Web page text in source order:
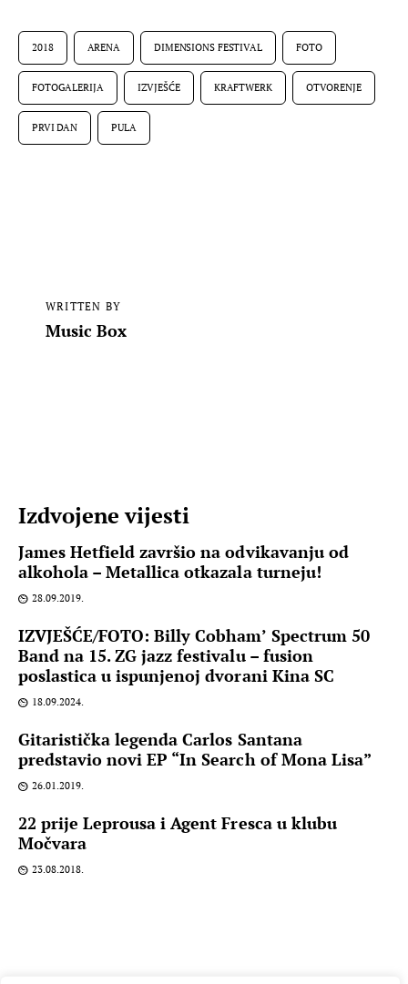
2018 ARENA DIMENSIONS FESTIVAL FOTO
FOTOGALERIJA IZVJEŠĆE KRAFTWERK OTVORENJE
PRVI DAN PULA
WRITTEN BY
Music Box
Izdvojene vijesti
James Hetfield završio na odvikavanju od
alkohola – Metallica otkazala turneju!
28.09.2019.
IZVJEŠĆE/FOTO: Billy Cobham’ Spectrum 50
Band na 15. ZG jazz festivalu – fusion
poslastica u ispunjenoj dvorani Kina SC
18.09.2024.
Gitaristička legenda Carlos Santana
predstavio novi EP “In Search of Mona Lisa”
26.01.2019.
22 prije Leprousa i Agent Fresca u klubu
Močvara
23.08.2018.